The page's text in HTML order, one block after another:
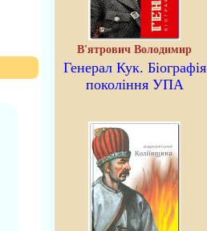
В'ятрович Володимир
Генерал Кук. Біографія
покоління УПА